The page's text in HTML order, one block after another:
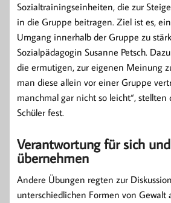
Sozialtrainingseinheiten, die zur
in die Gruppe beitragen. Ziel ist es,
Umgang innerhalb der Gruppe zu
Sozialpädagogin Susanne Petsch.
die ermutigen, zur eigenen Meinung
man diese allein vor einer Gruppe
manchmal gar nicht so leicht“,
Schüler fest.
Verantwortung für sich
übernehmen
Andere Übungen regten zur
unterschiedlichen Formen von Gewalt